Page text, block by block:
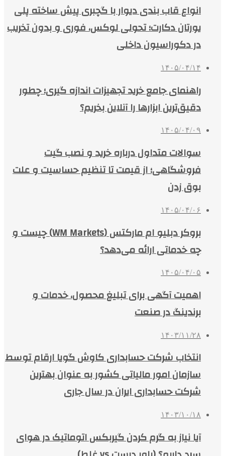
انواع قاب بندی دیوار با گچبری پیش ساخته پلی
یورتان دکارت؛ تحولی لوکس، فوری و بدون تخریب
در دکوراسیون داخلی
۱۴۰۵/۰۴/۱۴
راهنمای جامع خرید تجهیزات اندازه گیری؛ چطور
دقیق‌ترین ابزارها را آنلاین بخریم؟
۱۴۰۵/۰۴/۰۹
سوالات متداول درباره خرید و نصب گیت
فروشگاهی؛ از قیمت تا تنظیم حساسیت و علت
بوق زدن
۱۴۰۵/۰۴/۰۶
بروکر دبلیو ام مارکتس (WM Markets) چیست و
چه خدماتی ارائه می‌دهد؟
۱۴۰۵/۰۴/۰۵
اهمیت آگهی برای تبلیغ محصول، خدمات و
برندینگ در صنعت
۱۴۰۳/۱۱/۲۸
انتخاب شرکت حسابداری کاوش گویا ارقام توسط
سازمان امور مالیاتی کشور به عنوان بهترین
شرکت حسابداری ایران در سال جاری
۱۴۰۳/۱۰/۱۸
آیا نیاز به گرم کردن گیربکس اتوماتیک در هوای